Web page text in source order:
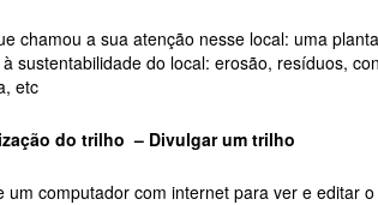
chamou a sua atenção nesse local: uma
sustentabilidade do local: erosão, resíduos,
etc
do trilho – Divulgar um trilho
um computador com internet para ver e editar